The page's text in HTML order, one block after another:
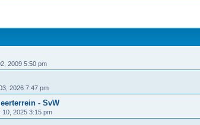
2009 5:50 pm
2026 7:47 pm
- SvW
10, 2025 3:15 pm